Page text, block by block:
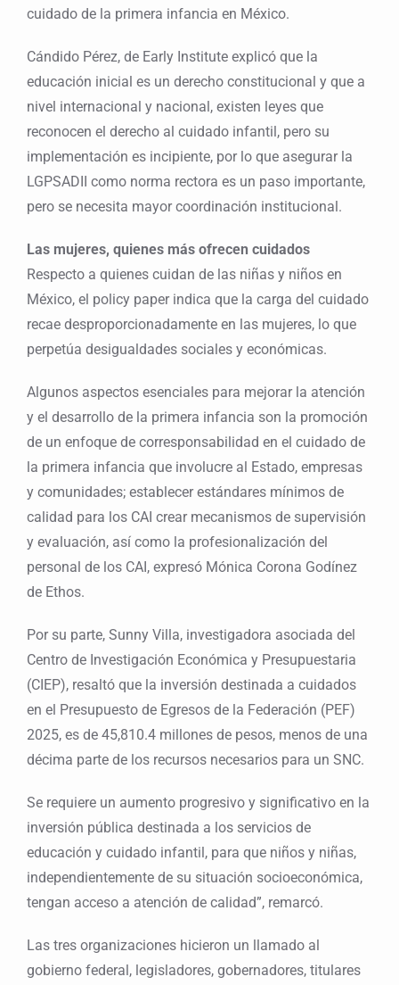
cuidado de la primera infancia en México.
Cándido Pérez, de Early Institute explicó que la
educación inicial es un derecho constitucional y que a
nivel internacional y nacional, existen leyes que
reconocen el derecho al cuidado infantil, pero su
implementación es incipiente, por lo que asegurar la
LGPSADII como norma rectora es un paso importante,
pero se necesita mayor coordinación institucional.
Las mujeres, quienes más ofrecen cuidados
Respecto a quienes cuidan de las niñas y niños en
México, el policy paper indica que la carga del cuidado
recae desproporcionadamente en las mujeres, lo que
perpetúa desigualdades sociales y económicas.
Algunos aspectos esenciales para mejorar la atención
y el desarrollo de la primera infancia son la promoción
de un enfoque de corresponsabilidad en el cuidado de
la primera infancia que involucre al Estado, empresas
y comunidades; establecer estándares mínimos de
calidad para los CAI crear mecanismos de supervisión
y evaluación, así como la profesionalización del
personal de los CAI, expresó Mónica Corona Godínez
de Ethos.
Por su parte, Sunny Villa, investigadora asociada del
Centro de Investigación Económica y Presupuestaria
(CIEP), resaltó que la inversión destinada a cuidados
en el Presupuesto de Egresos de la Federación (PEF)
2025, es de 45,810.4 millones de pesos, menos de una
décima parte de los recursos necesarios para un SNC.
Se requiere un aumento progresivo y significativo en la
inversión pública destinada a los servicios de
educación y cuidado infantil, para que niños y niñas,
independientemente de su situación socioeconómica,
tengan acceso a atención de calidad”, remarcó.
Las tres organizaciones hicieron un llamado al
gobierno federal, legisladores, gobernadores, titulares